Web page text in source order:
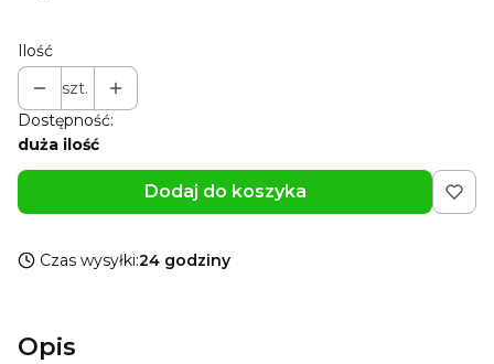
Ilość
szt.
Dostępność:
duża ilość
Dodaj do koszyka
Czas wysyłki:24 godziny
Opis